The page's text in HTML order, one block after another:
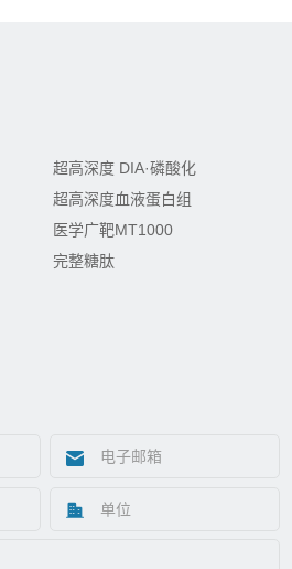
超高深度 DIA·磷酸化
超高深度血液蛋白组
医学广靶MT1000
完整糖肽